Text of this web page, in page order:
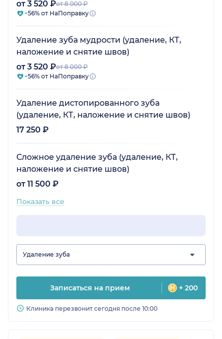
от 3 520 ₽от 8 000 ₽
−56% от НаПоправку
Удаление зуба мудрости (удаление, КТ,
наложение и снятие швов)
от 3 520 ₽от 8 000 ₽
−56% от НаПоправку
Удаление дистопированного зуба
(удаление, КТ, наложение и снятие швов)
17 250 ₽
Сложное удаление зуба (удаление, КТ,
наложение и снятие швов)
от 11 500 ₽
Показать все
Удаление зуба
Записаться на прием + 200
Клиника перезвонит сегодня после 10:00